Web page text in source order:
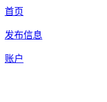
首页
发布信息
账户